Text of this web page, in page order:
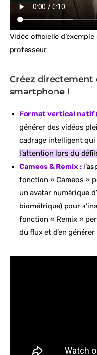
Vidéo officielle
professeur
Créez directement
smartphone !
Format vertical natif
générer des vidéos
cadrage intelligent qui
l’attention lors du
Cameos & Remix :
fonction « Cameos »
un avatar numérique
biométrique) pour
fonction « Remix »
du flux et d’en